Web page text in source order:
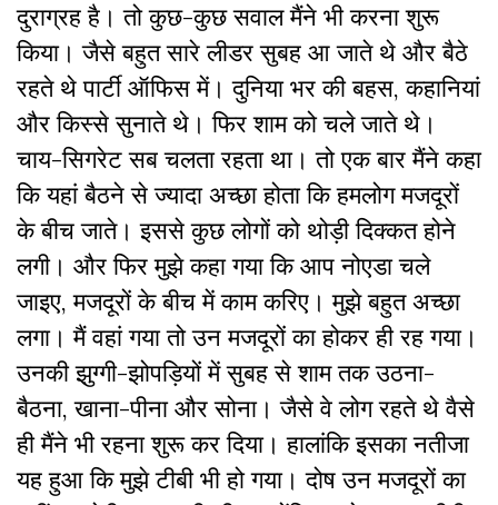
दुराग्रह है। तो कुछ-कुछ सवाल मैंने भी करना शुरू
किया। जैसे बहुत सारे लीडर सुबह आ जाते थे और बैठे
रहते थे पार्टी ऑफिस में। दुनिया भर की बहस, कहानियां
और किस्से सुनाते थे। फिर शाम को चले जाते थे।
चाय-सिगरेट सब चलता रहता था। तो एक बार मैंने कहा
कि यहां बैठने से ज्यादा अच्छा होता कि हमलोग मजदूरों
के बीच जाते। इससे कुछ लोगों को थोड़ी दिक्कत होने
लगी। और फिर मुझे कहा गया कि आप नोएडा चले
जाइए, मजदूरों के बीच में काम करिए। मुझे बहुत अच्छा
लगा। मैं वहां गया तो उन मजदूरों का होकर ही रह गया।
उनकी झुग्गी-झोपड़ियों में सुबह से शाम तक उठना-
बैठना, खाना-पीना और सोना। जैसे वे लोग रहते थे वैसे
ही मैंने भी रहना शुरू कर दिया। हालांकि इसका नतीजा
यह हुआ कि मुझे टीबी भी हो गया। दोष उन मजदूरों का